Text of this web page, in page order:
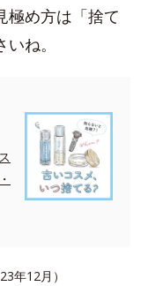
極め方は「捨て
ね。
年12月）